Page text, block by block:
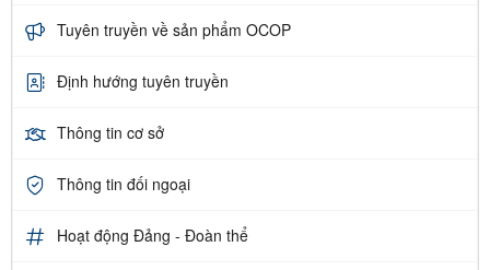
Tuyên truyền về sản phẩm OCOP
Định hướng tuyên truyền
Thông tin cơ sở
Thông tin đối ngoại
Hoạt động Đảng - Đoàn thể